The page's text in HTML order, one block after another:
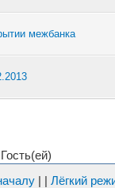
межбанка
| | Лёгкий